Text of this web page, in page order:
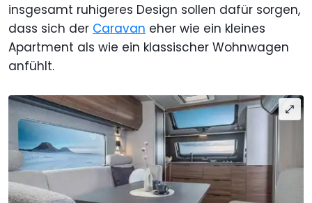
insgesamt ruhigeres Design sollen dafür sorgen,
dass sich der Caravan eher wie ein kleines
Apartment als wie ein klassischer Wohnwagen
anfühlt.